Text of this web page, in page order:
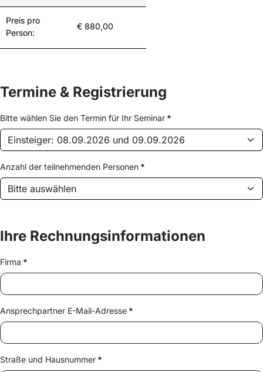
Preis pro
Person:
€ 880,00
Termine & Registrierung
Bitte wählen Sie den Termin für Ihr Seminar *
Anzahl der teilnehmenden Personen *
Ihre Rechnungsinformationen
Firma *
Ansprechpartner E-Mail-Adresse *
Straße und Hausnummer *